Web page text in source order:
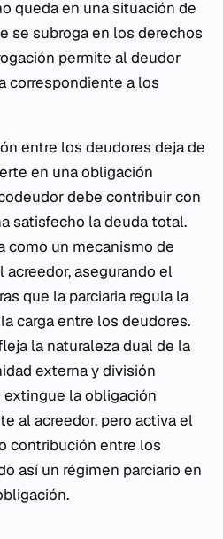
queda en una situación de
se subroga en los derechos
permite al deudor
correspondiente a los
entre los deudores deja de
en una obligación
debe contribuir con
satisfecho la deuda total.
como un mecanismo de
acreedor, asegurando el
que la parciaria regula la
carga entre los deudores.
la naturaleza dual de la
externa y división
extingue la obligación
al acreedor, pero activa el
contribución entre los
así un régimen parciario en